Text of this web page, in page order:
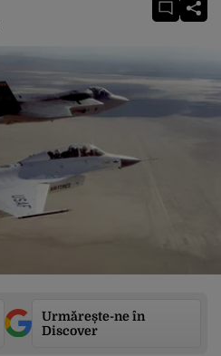
Urmărește-ne în
Discover